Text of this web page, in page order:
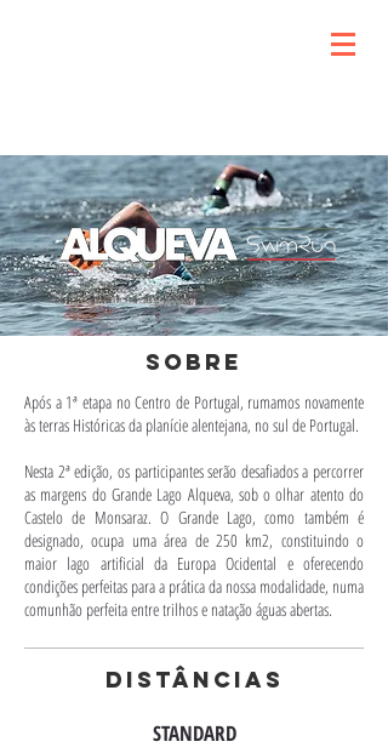
SOBRE
Após a 1ª etapa no Centro de Portugal, rumamos novamente
às terras Históricas da planície alentejana, no sul de Portugal.
Nesta 2ª edição, os participantes serão desafiados a percorrer
as margens do Grande Lago Alqueva, sob o olhar atento do
Castelo de Monsaraz. O Grande Lago, como também é
designado, ocupa uma área de 250 km2, constituindo o
maior lago artificial da Europa Ocidental e oferecendo
condições perfeitas para a prática da nossa modalidade, numa
comunhão perfeita entre trilhos e natação águas abertas.
DISTÂNCIAS
STANDARD